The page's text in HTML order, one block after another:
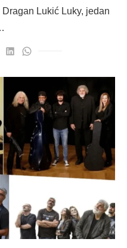
Lukić Luky, jedan